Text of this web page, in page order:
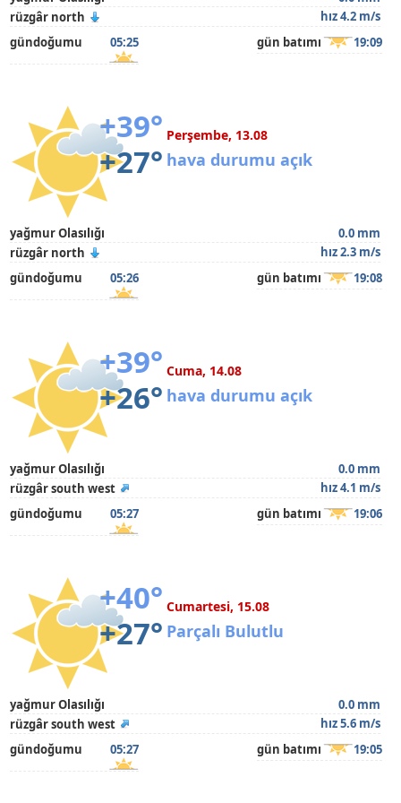
rüzgâr north
hız 4.2 m/s
gündoğumu
05:25 gün batımı 19:09
+39°
+27°
Perşembe, 13.08
hava durumu açık
yağmur Olasılığı
0.0 mm
rüzgâr north
hız 2.3 m/s
gündoğumu
05:26 gün batımı 19:08
+39°
+26°
Cuma, 14.08
hava durumu açık
yağmur Olasılığı
0.0 mm
rüzgâr south west
hız 4.1 m/s
gündoğumu
05:27 gün batımı 19:06
+40°
+27°
Cumartesi, 15.08
Parçalı Bulutlu
yağmur Olasılığı
0.0 mm
rüzgâr south west
hız 5.6 m/s
gündoğumu
05:27 gün batımı 19:05